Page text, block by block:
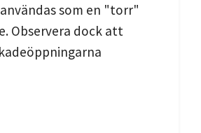
som en "torr"
Observera dock att